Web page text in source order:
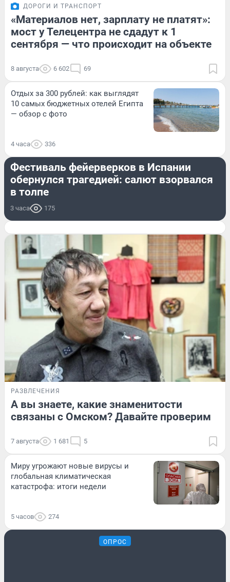
ДОРОГИ И ТРАНСПОРТ
«Материалов нет, зарплату не платят»:
мост у Телецентра не сдадут к 1
сентября — что происходит на объекте
8 августа 6 602 69
Отдых за 300 рублей: как выглядят
10 самых бюджетных отелей Египта
— обзор с фото
4 часа 336
ПРОИСШЕСТВИЯ
Фестиваль фейерверков в Испании
обернулся трагедией: салют взорвался
в толпе
3 часа 175
РАЗВЛЕЧЕНИЯ
А вы знаете, какие знаменитости
связаны с Омском? Давайте проверим
7 августа 1 681 5
Миру угрожают новые вирусы и
глобальная климатическая
катастрофа: итоги недели
5 часов 274
ОПРОС